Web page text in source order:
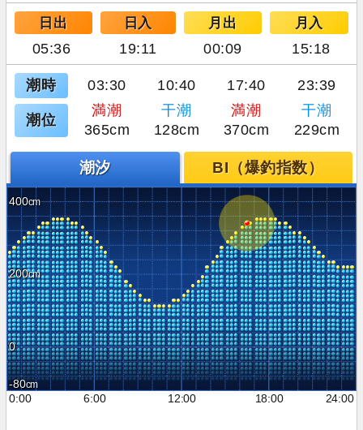
日出 日入 月出 月入
05:36 19:11 00:09 15:18
潮時 03:30 10:40 17:40 23:39
潮位
満潮 干潮 満潮
干潮
365cm
128cm 370cm 229cm
潮汐 BI（爆釣指数）
400
200
0
-80
0:00
6:00 12:00 18:00 24:00